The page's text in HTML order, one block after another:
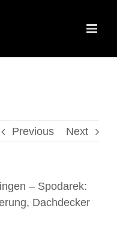
Previous Next
– Spodarek:
Dachdecker